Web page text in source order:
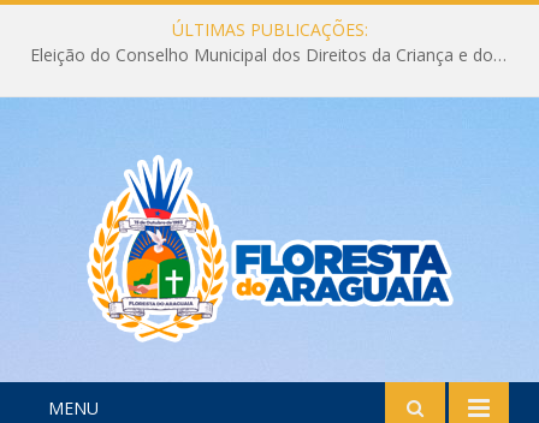
ÚLTIMAS PUBLICAÇÕES:
Eleição do Conselho Municipal dos Direitos da Criança e do Adolescente CMDCA 2026
MENU